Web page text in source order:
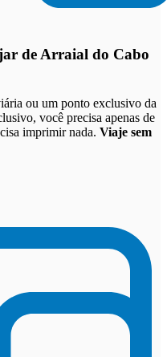
de Arraial do Cabo
ou um ponto exclusivo da
você precisa apenas de
imprimir nada. Viaje sem